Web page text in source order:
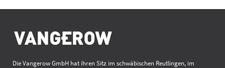
Die Vangerow GmbH hat ihren Sitz im schwäbischen Reutlingen, im